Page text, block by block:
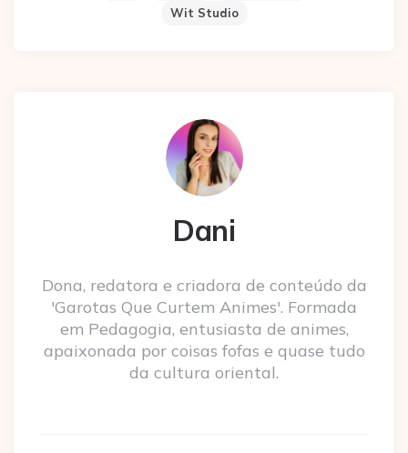
Wit Studio
Dani
Dona, redatora e criadora de conteúdo da
'Garotas Que Curtem Animes'. Formada
em Pedagogia, entusiasta de animes,
apaixonada por coisas fofas e quase tudo
da cultura oriental.